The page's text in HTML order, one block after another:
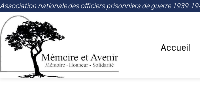
Association nationale des officiers prisonniers de guerre 1939-
Accueil